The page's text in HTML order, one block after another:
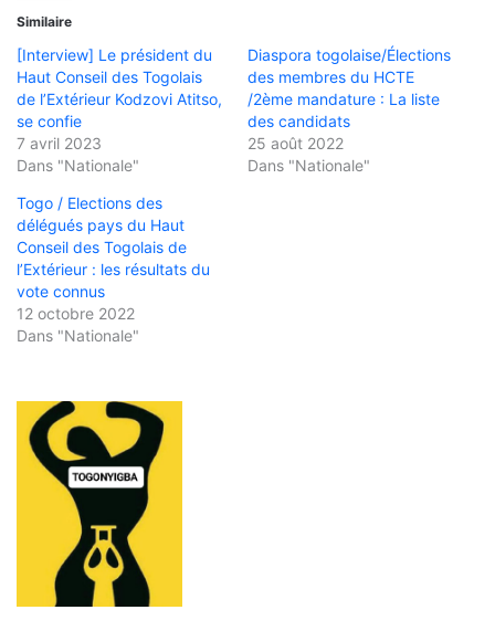
Similaire
[Interview] Le président du
Haut Conseil des Togolais
de l’Extérieur Kodzovi Atitso,
se confie
7 avril 2023
Dans "Nationale"
Diaspora togolaise/Élections
des membres du HCTE
/2ème mandature : La liste
des candidats
25 août 2022
Dans "Nationale"
Togo / Elections des
délégués pays du Haut
Conseil des Togolais de
l’Extérieur : les résultats du
vote connus
12 octobre 2022
Dans "Nationale"